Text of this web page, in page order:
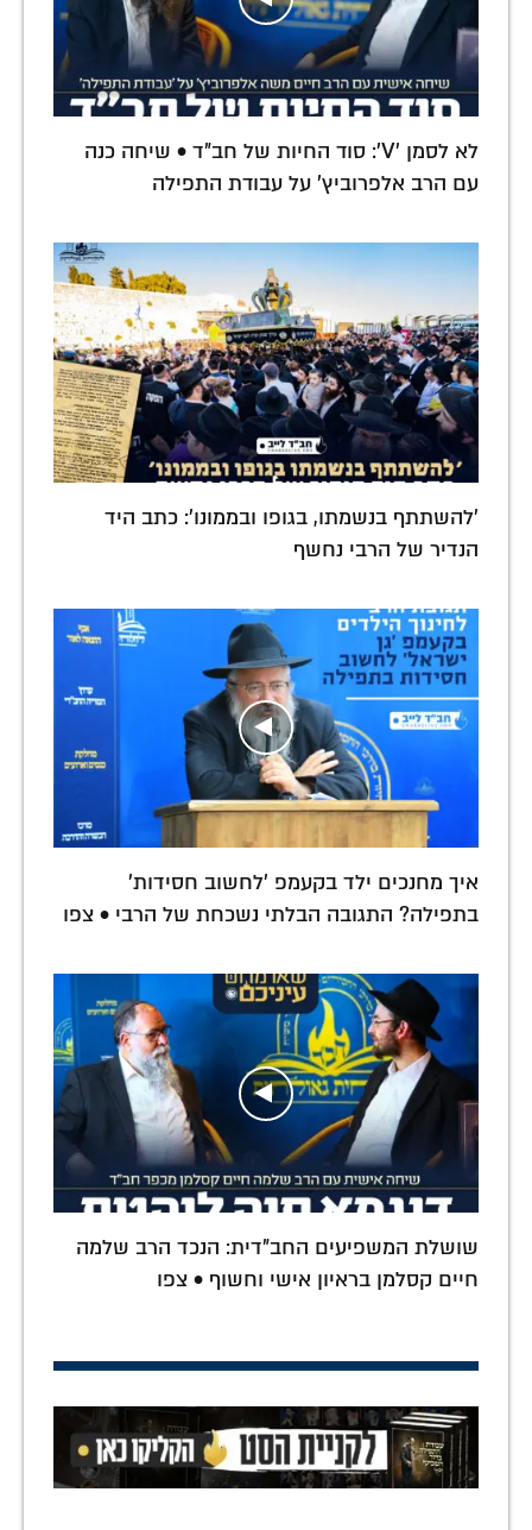
לא לסמן 'V': סוד החיות של חב"ד • שיחה כנה
עם הרב אלפרוביץ' על עבודת התפילה
'להשתתף בנשמתו, בגופו ובממונו': כתב היד
הנדיר של הרבי נחשף
איך מחנכים ילד בקעמפ 'לחשוב חסידות'
בתפילה? התגובה הבלתי נשכחת של הרבי • צפו
שושלת המשפיעים החב"דית: הנכד הרב שלמה
חיים קסלמן בראיון אישי וחשוף • צפו